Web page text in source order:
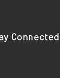
Connected